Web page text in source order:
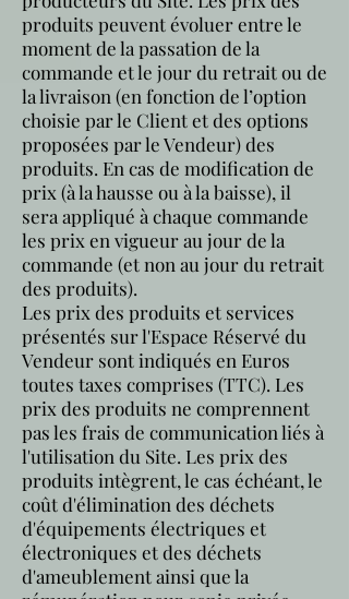
produits peuvent évoluer entre le
moment de la passation de la
commande et le jour du retrait ou de
la livraison (en fonction de l’option
choisie par le Client et des options
proposées par le Vendeur) des
produits. En cas de modification de
prix (à la hausse ou à la baisse), il
sera appliqué à chaque commande
les prix en vigueur au jour de la
commande (et non au jour du retrait
des produits).
Les prix des produits et services
présentés sur l'Espace Réservé du
Vendeur sont indiqués en Euros
toutes taxes comprises (TTC). Les
prix des produits ne comprennent
pas les frais de communication liés à
l'utilisation du Site. Les prix des
produits intègrent, le cas échéant, le
coût d'élimination des déchets
d'équipements électriques et
électroniques et des déchets
d'ameublement ainsi que la